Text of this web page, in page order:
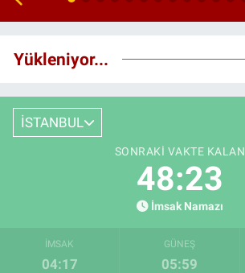
Yükleniyor...
İSTANBUL
SONRAKI VAKTE KALAN
48:22
İmsak Namazı
İMSAK
04:17
GÜNEŞ
05:59